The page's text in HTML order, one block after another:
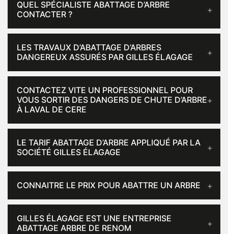
QUEL SPÉCIALISTE ABATTAGE D’ARBRE
CONTACTER ?
LES TRAVAUX D’ABATTAGE D’ARBRES
DANGEREUX ASSURÉS PAR GILLES ÉLAGAGE
CONTACTEZ VITE UN PROFESSIONNEL POUR
VOUS SORTIR DES DANGERS DE CHUTE D’ARBRE
À LAVAL DE CERE
LE TARIF ABATTAGE D’ARBRE APPLIQUÉ PAR LA
SOCIÉTÉ GILLES ÉLAGAGE
CONNAITRE LE PRIX POUR ABATTRE UN ARBRE
GILLES ÉLAGAGE EST UNE ENTREPRISE
ABATTAGE ARBRE DE RENOM